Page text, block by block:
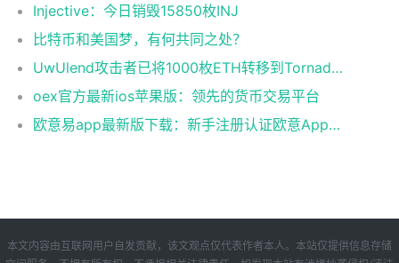
Injective：今日销毁15850枚INJ
比特币和美国梦，有何共同之处？
UwUlend攻击者已将1000枚ETH转移到Tornado Cash
oex官方最新ios苹果版：领先的货币交易平台
欧意易app最新版下载：新手注册认证欧意App下载操作教程
本文内容由互联网用户自发贡献，该文观点仅代表作者本人。本站仅提供信息存储